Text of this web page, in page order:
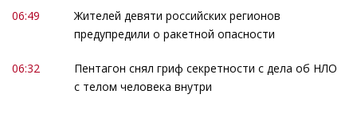
06:49
Жителей девяти российских регионов
предупредили о ракетной опасности
06:32
Пентагон снял гриф секретности с дела об НЛО
с телом человека внутри